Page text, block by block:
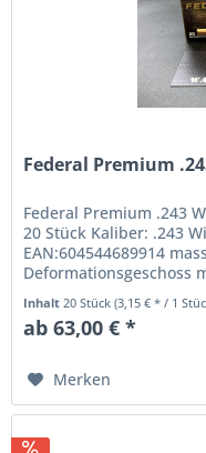
Federal Premium
Federal Premium .243
20 Stück Kaliber: .243
EAN:604544689914
Deformationsgeschoss
Inhalt 20 Stück(3,15 € * / 1
ab 63,00 € *
Merken